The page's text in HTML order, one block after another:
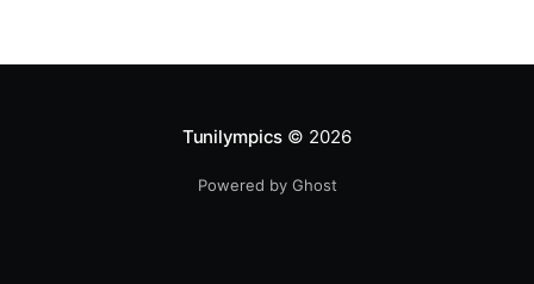
Tunilympics © 2026
Powered by Ghost